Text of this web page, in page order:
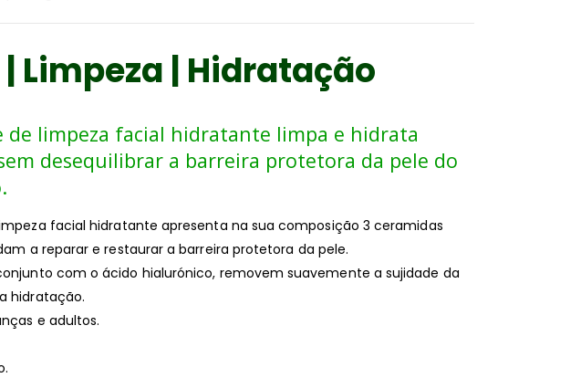
Limpeza | Hidratação
de limpeza facial hidratante limpa e hidrata
desequilibrar a barreira protetora da pele do
facial hidratante apresenta na sua composição 3 ceramidas
a reparar e restaurar a barreira protetora da pele.
com o ácido hialurónico, removem suavemente a sujidade da
hidratação.
e adultos.